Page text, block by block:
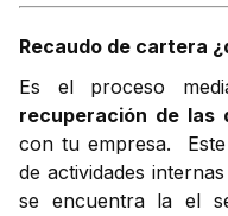
Recaudo de cartera
Es el proceso
recuperación de las
con tu empresa.
de actividades
se encuentra la el